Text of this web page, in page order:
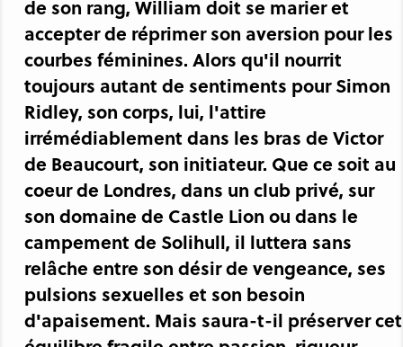
de son rang, William doit se marier et
accepter de réprimer son aversion pour les
courbes féminines. Alors qu'il nourrit
toujours autant de sentiments pour Simon
Ridley, son corps, lui, l'attire
irrémédiablement dans les bras de Victor
de Beaucourt, son initiateur. Que ce soit au
coeur de Londres, dans un club privé, sur
son domaine de Castle Lion ou dans le
campement de Solihull, il luttera sans
relâche entre son désir de vengeance, ses
pulsions sexuelles et son besoin
d'apaisement. Mais saura-t-il préserver cet